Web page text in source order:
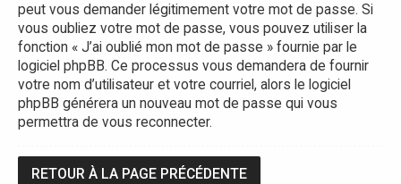
peut vous demander légitimement votre mot de passe. Si
vous oubliez votre mot de passe, vous pouvez utiliser la
fonction « J’ai oublié mon mot de passe » fournie par le
logiciel phpBB. Ce processus vous demandera de fournir
votre nom d’utilisateur et votre courriel, alors le logiciel
phpBB générera un nouveau mot de passe qui vous
permettra de vous reconnecter.
RETOUR À LA PAGE PRÉCÉDENTE